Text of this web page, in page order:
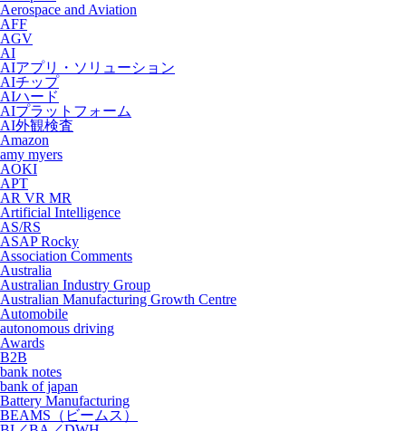
Aerospace and Aviation
AFF
AGV
AI
AIアプリ・ソリューション
AIチップ
AIハード
AIプラットフォーム
AI外観検査
Amazon
amy myers
AOKI
APT
AR VR MR
Artificial Intelligence
AS/RS
ASAP Rocky
Association Comments
Australia
Australian Industry Group
Australian Manufacturing Growth Centre
Automobile
autonomous driving
Awards
B2B
bank notes
bank of japan
Battery Manufacturing
BEAMS（ビームス）